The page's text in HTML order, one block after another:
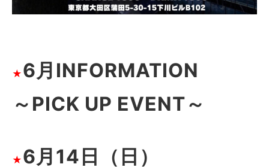
★ 6月INFORMATION
～PICK UP EVENT～
★ 6月14日（日）